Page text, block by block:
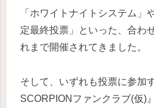
「ホワイトナイトシステム」
定最終投票」といった、合わ
れまで開催されてきました。
そして、いずれも投票に参加
SCORPIONファンクラブ(仮)